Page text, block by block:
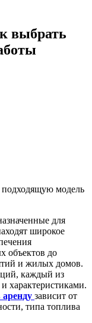
выбрать
подходящую модель
для
широкое
объектов до
и жилых домов.
каждый из
характеристиками.
аренду зависит от
типа топлива